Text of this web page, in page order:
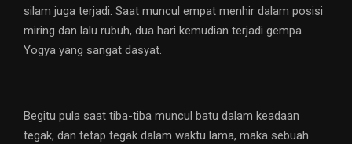
silam juga terjadi. Saat muncul empat menhir dalam posisi
miring dan lalu rubuh, dua hari kemudian terjadi gempa
Yogya yang sangat dasyat.
Begitu pula saat tiba-tiba muncul batu dalam keadaan
tegak, dan tetap tegak dalam waktu lama, maka sebuah